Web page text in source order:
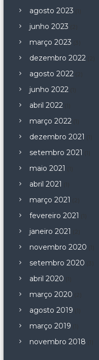
agosto 2023
junho 2023
março 2023
dezembro 2022
agosto 2022
junho 2022
abril 2022
março 2022
dezembro 2021
setembro 2021
maio 2021
abril 2021
março 2021
fevereiro 2021
janeiro 2021
novembro 2020
setembro 2020
abril 2020
março 2020
agosto 2019
março 2019
novembro 2018